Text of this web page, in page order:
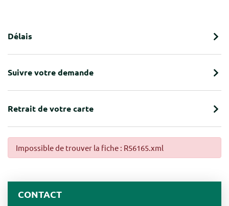
Délais
Suivre votre demande
Retrait de votre carte
Impossible de trouver la fiche : R56165.xml
CONTACT